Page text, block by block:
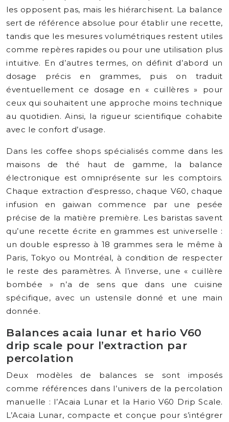
les opposent pas, mais les hiérarchisent. La balance
sert de référence absolue pour établir une recette,
tandis que les mesures volumétriques restent utiles
comme repères rapides ou pour une utilisation plus
intuitive. En d’autres termes, on définit d’abord un
dosage précis en grammes, puis on traduit
éventuellement ce dosage en « cuillères » pour
ceux qui souhaitent une approche moins technique
au quotidien. Ainsi, la rigueur scientifique cohabite
avec le confort d’usage.
Dans les coffee shops spécialisés comme dans les
maisons de thé haut de gamme, la balance
électronique est omniprésente sur les comptoirs.
Chaque extraction d’espresso, chaque V60, chaque
infusion en gaiwan commence par une pesée
précise de la matière première. Les baristas savent
qu’une recette écrite en grammes est universelle :
un double espresso à 18 grammes sera le même à
Paris, Tokyo ou Montréal, à condition de respecter
le reste des paramètres. À l’inverse, une « cuillère
bombée » n’a de sens que dans une cuisine
spécifique, avec un ustensile donné et une main
donnée.
Balances acaia lunar et hario V60
drip scale pour l’extraction par
percolation
Deux modèles de balances se sont imposés
comme références dans l’univers de la percolation
manuelle : l’Acaia Lunar et la Hario V60 Drip Scale.
L’Acaia Lunar, compacte et conçue pour s’intégrer